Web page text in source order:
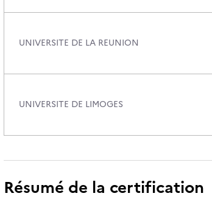
UNIVERSITE DE LA REUNION
UNIVERSITE DE LIMOGES
Résumé de la certification